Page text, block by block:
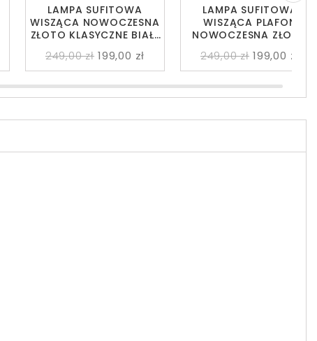
LAMPA SUFITOWA
WISZĄCA NOWOCZESNA
ZŁOTO KLASYCZNE BIAŁE
249,00 zł 199,00 zł
LAMPA SUFITOWA
WISZĄCA PLAFON
NOWOCZESNA ZŁOTO
LEDO 3
249,00 zł 199,00 zł